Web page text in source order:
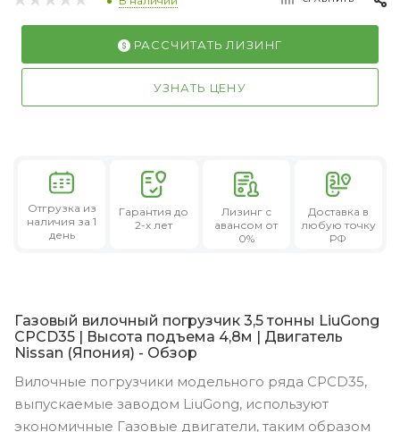
РАССЧИТАТЬ ЛИЗИНГ
УЗНАТЬ ЦЕНУ
Отгрузка из
наличия за 1
день
Гарантия до
2-х лет
Лизингс
авансом от
0%
Доставка в
любую точку
РФ
Газовый вилочный погрузчик 3,5 тонны LiuGong
CPCD35 | Высота подъема 4,8м | Двигатель
Nissan (Япония) - Обзор
Вилочные погрузчики модельного ряда CPCD35,
выпускаемые заводом LiuGong, используют
экономичные Газовые двигатели, таким образом